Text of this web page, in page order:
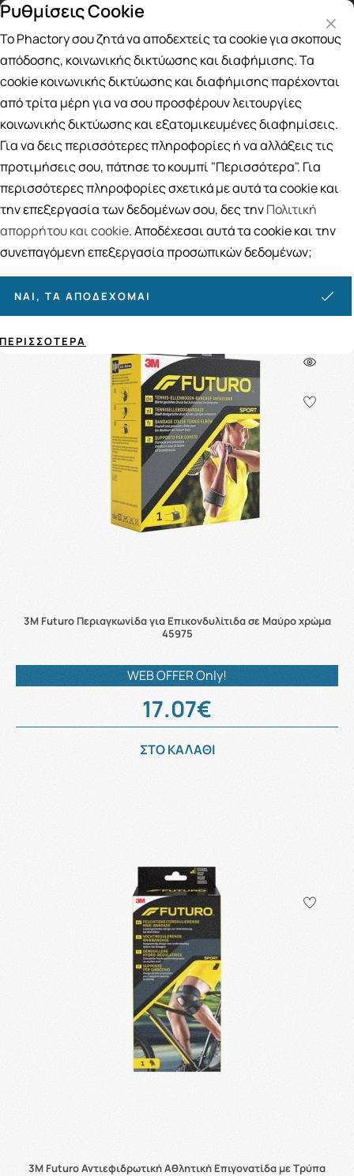
για αγορές άνω των 49€
Αναζήτηση
Αρχική / Εταιρίες / Futuro
Futuro
Ταξινόμηση Προβολή
14 ΠΡΟΪΌΝΤΑ
3M Futuro Περιαγκωνίδα για Επικονδυλίτιδα σε Μαύρο χρώμα
45975
WEB OFFER Only!
17.07€
ΣΤΟ ΚΑΛΑΘΙ
3M Futuro Αντιεφιδρωτική Αθλητική Επιγονατίδα με Τρύπα
Ρυθμίσεις Cookie
Το Phactory σου ζητά να αποδεχτείς τα cookie για σκοπούς
απόδοσης, κοινωνικής δικτύωσης και διαφήμισης. Τα
cookie κοινωνικής δικτύωσης και διαφήμισης παρέχονται
από τρίτα μέρη για να σου προσφέρουν λειτουργίες
κοινωνικής δικτύωσης και εξατομικευμένες διαφημίσεις.
Για να δεις περισσότερες πληροφορίες ή να αλλάξεις τις
προτιμήσεις σου, πάτησε το κουμπί "Περισσότερα". Για
περισσότερες πληροφορίες σχετικά με αυτά τα cookie και
την επεξεργασία των δεδομένων σου, δες τηνΠολιτική
απορρήτου και cookie. Αποδέχεσαι αυτά τα cookie και την
συνεπαγόμενη επεξεργασία προσωπικών δεδομένων;
ΝΑΙ, ΤΑ ΑΠΟΔΈΧΟΜΑΙ
ΠΕΡΙΣΣΌΤΕΡΑ